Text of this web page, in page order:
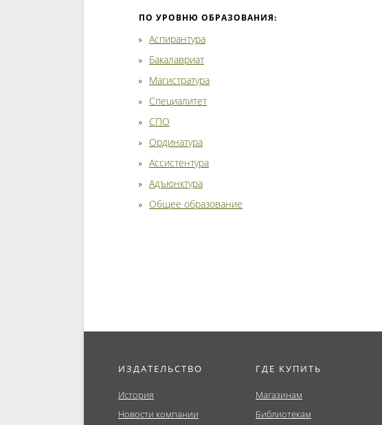
ПО УРОВНЮ ОБРАЗОВАНИЯ:
Аспирантура
Бакалавриат
Магистратура
Специалитет
СПО
Ординатура
Ассистентура
Адъюнктура
Общее образование
ИЗДАТЕЛЬСТВО
История
Новости компании
ГДЕ КУПИТЬ
Магазинам
Библиотекам